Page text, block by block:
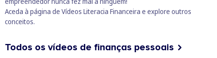
Aceda à página de Vídeos Literacia Financeira e explore outros
conceitos.
Todos os vídeos de finanças pessoais